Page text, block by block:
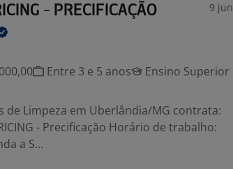
- PRECIFICAÇÃO 9 jun
Entre 3 e 5 anos
Ensino Superior
de Limpeza em Uberlândia/MG contrata:
- Precificação Horário de trabalho:
a S...